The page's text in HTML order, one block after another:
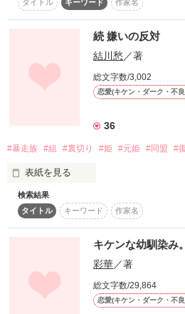
総長   野嶋 波留多（のじま はるた）
「この戦いはとっくに幕開けしてる
朝陽＆葵の息子と、陸＆風香の娘が主
『素直になれよ。〜幼なじみと秘密
あわせて読んで頂けると嬉しいです♡
＼素敵なレビューありがとうござい
ルなっちさま
作品を読
胸が苦しくなっていって…。
こんなに嬉しくて苦しいなんて
生まれて初めてだよ。
1人じゃいられなくなって
人生で初めて嘘をついたんだ。
感想もお待ちしています（*＾-＾*）
★☆★☆レビュー☆★☆★
ナミ♪　様
本当にありがとうございます!
〜324pまで本編で以降はおまけです〜
☆★☆★書籍化決定☆★☆★
2014.04
読者の皆さまのおかげで
文庫化させていただきました
書籍の方とは若干内容が異なり、
こちらは修正前のものになります
総合ランキング入り
皆さまに感謝の気持ちでいっぱいで
作品を読む
恋しています。
5/25 文庫化決定！
文庫化にともない
大幅に加筆修正を
行いました。
そのため文庫版では
一部内容が異なります。
甘々シーンが増えた
                            している。
                              優しくて
                           カッコよくて
                            人気者なキミ
                    片思いをしてしまいました。
                            相沢くん
                            大好きですっ
                    人より少し大人しめな
                          普通の女の子。
タイトル キーワード 作家名
続 嫌いの反対
結川愁 ／著
総文字数/3,002
恋愛(キケン・ダーク・不
36
#暴走族 #組 #裏切り #姫 #元姫 #同盟 #
表紙を見る
女の争いは酷いものね
周りを巻き込むことが当たり前だなん
検索結果
タイトル
キーワード 作家名
キケンな幼馴染み
彩華／著
総文字数/29,864
恋愛(キケン・ダーク・不